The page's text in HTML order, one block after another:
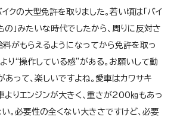
クの大型免許を取りました。若い頃は「バイ
の」みたいな時代でしたから、周りに反対さ
料がもらえるようになってから免許を取っ
り“操作している感”がある。お願いして動
って、楽しいですよね。愛車はカワサキ
りエンジンが大きく、重さが200㎏もあっ
。必要性の全くない大きさですけど、必要